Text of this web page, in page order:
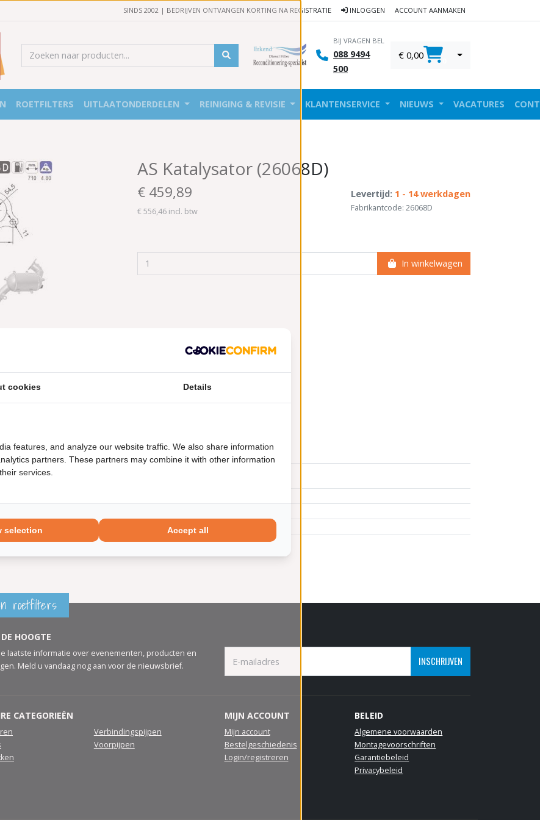
SINDS 2002 | BEDRIJVEN ONTVANGEN KORTING NA REGISTRATIE INLOGGEN ACCOUNT AANMAKEN
BIJ VRAGEN BEL
088 9494
500
€ 0,00
ROETFILTERS UITLAATONDERDELEN REINIGING & REVISIE KLANTENSERVICE NIEUWS VACATURES
AS Katalysator (26068D)
€ 459,89
€ 556,46 incl. btw
Levertijd: 1 - 14 werkdagen
Fabrikantcode: 26068D
In winkelwagen
nummers Levering
roetfilters
HOOGTE
laatste informatie over evenementen, producten en
Meld u vandaag nog aan voor de nieuwsbrief.
INSCHRIJVEN
CATEGORIEËN
Verbindingspijpen
Voorpijpen
MIJN ACCOUNT
Mijn account
Bestelgeschiedenis
Login/registreren
BELEID
Algemene voorwaarden
Montagevoorschriften
Garantiebeleid
Privacybeleid
cookies Details
features, and analyze our website traffic. We also share information
partners. These partners may combine it with other information
services.
selection Accept all